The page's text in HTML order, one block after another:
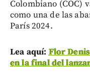
Colombiano (COC)
como una de las
París 2024.
Lea aquí: Flor
en la final del